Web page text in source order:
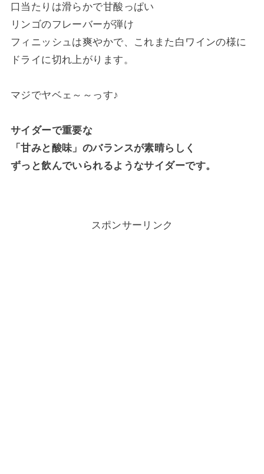
口当たりは滑らかで甘酸っぱい
リンゴのフレーバーが弾け
フィニッシュは爽やかで、これまた白ワインの様に
ドライに切れ上がります。
マジでヤベェ～～っす♪
サイダーで重要な
「甘みと酸味」のバランスが素晴らしく
ずっと飲んでいられるようなサイダーです。
スポンサーリンク